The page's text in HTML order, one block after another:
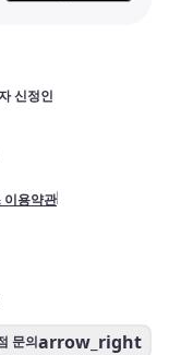
신정인
이용약관
문의arrow_right